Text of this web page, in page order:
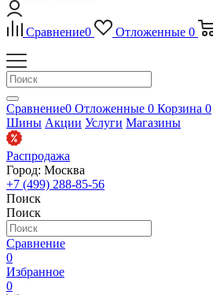
Сравнение0 Отложенные 0
Сравнение0 Отложенные 0 Корзина 0
Шины Акции Услуги Магазины
Распродажа
Город: Москва
+7 (499) 288-85-56
Поиск
Поиск
Сравнение
0
Избранное
0